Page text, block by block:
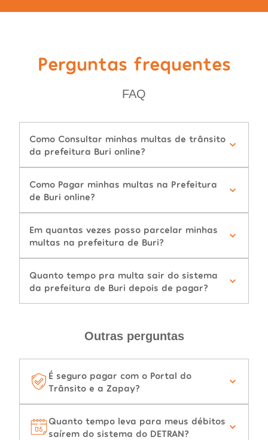
Perguntas frequentes
FAQ
Como Consultar minhas multas de trânsito
da prefeitura Buri online?
Como Pagar minhas multas na Prefeitura
de Buri online?
Em quantas vezes posso parcelar minhas
multas na prefeitura de Buri?
Quanto tempo pra multa sair do sistema
da prefeitura de Buri depois de pagar?
Outras perguntas
É seguro pagar com o Portal do
Trânsito e a Zapay?
Quanto tempo leva para meus débitos
saírem do sistema do DETRAN?